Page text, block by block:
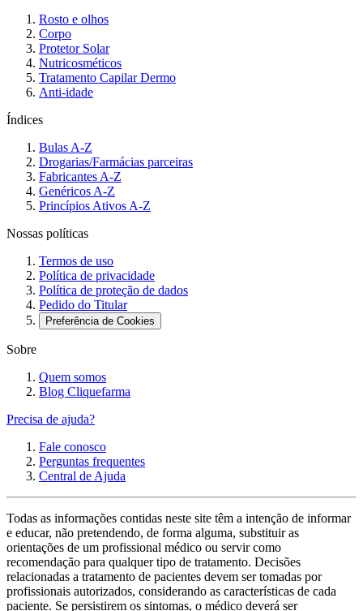
Rosto e olhos
Corpo
Protetor Solar
Nutricosméticos
Tratamento Capilar Dermo
Anti-idade
Índices
Bulas A-Z
Drogarias/Farmácias parceiras
Fabricantes A-Z
Genéricos A-Z
Princípios Ativos A-Z
Nossas políticas
Termos de uso
Política de privacidade
Política de proteção de dados
Pedido do Titular
Preferência de Cookies
Sobre
Quem somos
Blog Cliquefarma
Precisa de ajuda?
Fale conosco
Perguntas frequentes
Central de Ajuda
Todas as informações contidas neste site têm a intenção de informar
e educar, não pretendendo, de forma alguma, substituir as
orientações de um profissional médico ou servir como
recomendação para qualquer tipo de tratamento. Decisões
relacionadas a tratamento de pacientes devem ser tomadas por
profissionais autorizados, considerando as características de cada
paciente. Se persistirem os sintomas, o médico deverá ser